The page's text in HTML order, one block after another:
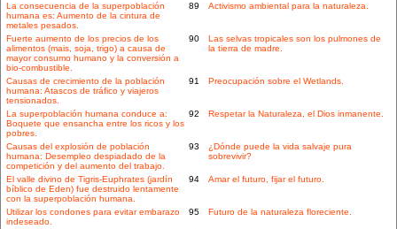
La consecuencia de la superpoblación
humana es: Aumento de la cintura de
metales pesados.
89 Activismo ambiental para la naturaleza.
Fuerte aumento de los precios de los
alimentos (mais, soja, trigo) a causa de
mayor consumo humano y la conversión a
bio-combustible.
90
Las selvas tropicales son los pulmones de
la tierra de madre.
Causas de crecimiento de la población
humana: Atascos de tráfico y viajeros
tensionados.
91 Preocupación sobre el Wetlands.
La superpoblación humana conduce a:
Boquete que ensancha entre los ricos y los
pobres.
92 Respetar la Naturaleza, el Dios inmanente.
Causas del explosión de población
humana: Desempleo despiadado de la
competición y del aumento del trabajo.
93
¿Dónde puede la vida salvaje pura
sobrevivir?
El valle divino de Tigris-Euphrates (jardín
bíblico de Eden) fue destruido lentamente
con la superpoblación humana.
94 Amar el futuro, fijar el futuro.
Utilizar los condones para evitar embarazo
indeseado.
95 Futuro de la naturaleza floreciente.